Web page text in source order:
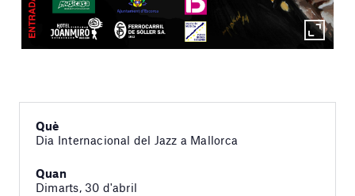
Què
Dia Internacional del Jazz a Mallorca
Quan
Dimarts, 30 d'abril